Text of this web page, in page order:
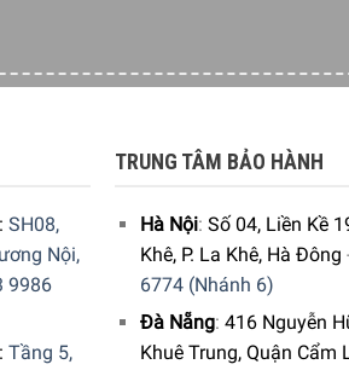
: SH08,
Nội,
9986
: Tầng 5,
TRUNG TÂM BẢO HÀNH
Hà Nội: Số 04, Liền Kề
Khê, P. La Khê, Hà Đông
6774 (Nhánh 6)
Đà Nẵng: 416 Nguyễn
Khuê Trung, Quận Cẩm